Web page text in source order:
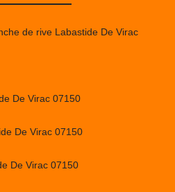
de rive Labastide De Virac
De Virac 07150
De Virac 07150
De Virac 07150